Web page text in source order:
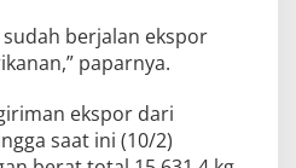
berjalan ekspor
paparnya.
ekspor dari
saat ini (10/2)